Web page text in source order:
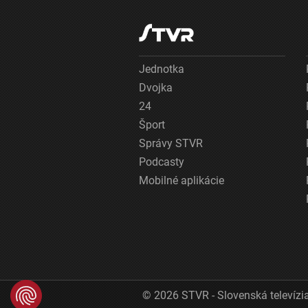
Jednotka
Dvojka
24
Šport
Správy STVR
Podcasty
Mobilné aplikácie
© 2026 STVR - Slovenská